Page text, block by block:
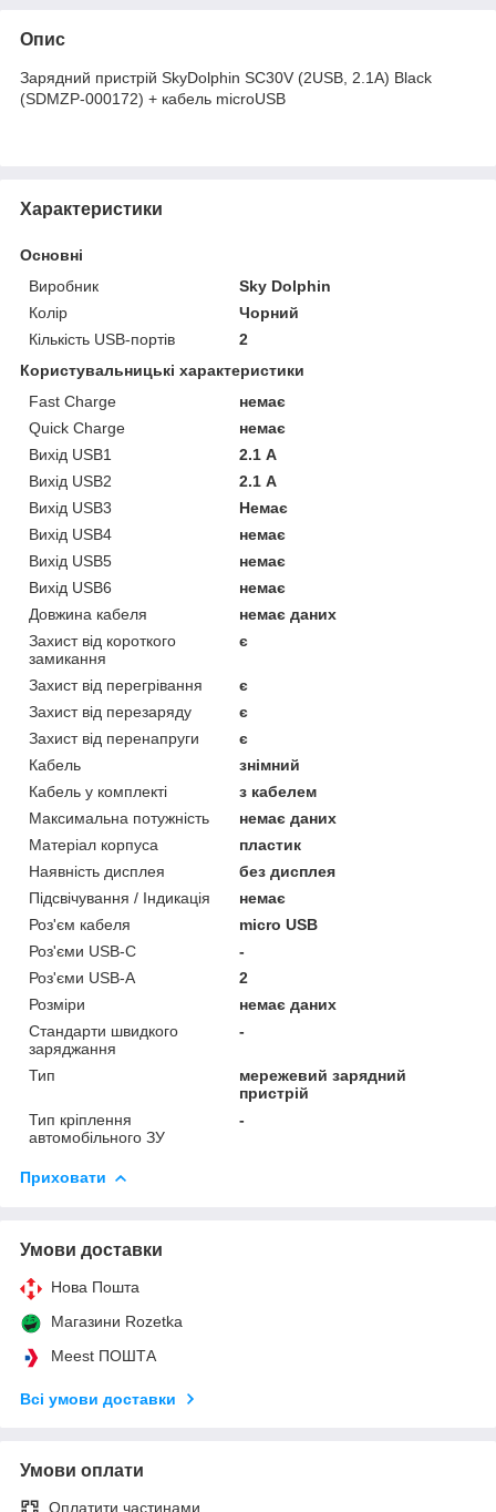
Опис
Зарядний пристрій SkyDolphin SC30V (2USB, 2.1A) Black
(SDMZP-000172) + кабель microUSB
Характеристики
Основні
Виробник
Sky Dolphin
Колір
Чорний
Кількість USB-портів
2
Користувальницькі характеристики
Fast Charge
немає
Quick Charge
немає
Вихід USB1
2.1 А
Вихід USB2
2.1 А
Вихід USB3
Немає
Вихід USB4
немає
Вихід USB5
немає
Вихід USB6
немає
Довжина кабеля
немає даних
Захист від короткого
замикання
є
Захист від перегрівання
є
Захист від перезаряду
є
Захист від перенапруги
є
Кабель
знімний
Кабель у комплекті
з кабелем
Максимальна потужність
немає даних
Матеріал корпуса
пластик
Наявність дисплея
без дисплея
Підсвічування / Індикація
немає
Роз'єм кабеля
micro USB
Роз'єми USB-C
-
Роз'єми USB-А
2
Розміри
немає даних
Стандарти швидкого
заряджання
-
Тип
мережевий зарядний
пристрій
Тип кріплення
автомобільного ЗУ
-
Приховати
Умови доставки
Нова Пошта
Магазини Rozetka
Meest ПОШТА
Всі умови доставки
Умови оплати
Оплатити частинами